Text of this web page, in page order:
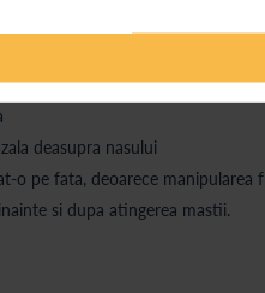
pentru copii
cu banda de ajustare nazala in
a fetei, si trageti pana se
deasupra nasului
o pe fata, deoarece manipularea
si dupa atingerea mastii.